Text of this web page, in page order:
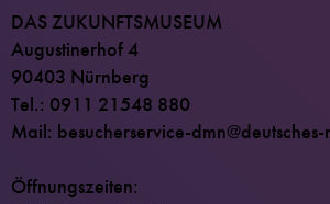
DAS ZUKUNFTSMUSEUM
Augustinerhof 4
90403 Nürnberg
Tel.: 0911 21548 880
Mail: besucherservice-dmn@deutsches-
Öffnungszeiten: